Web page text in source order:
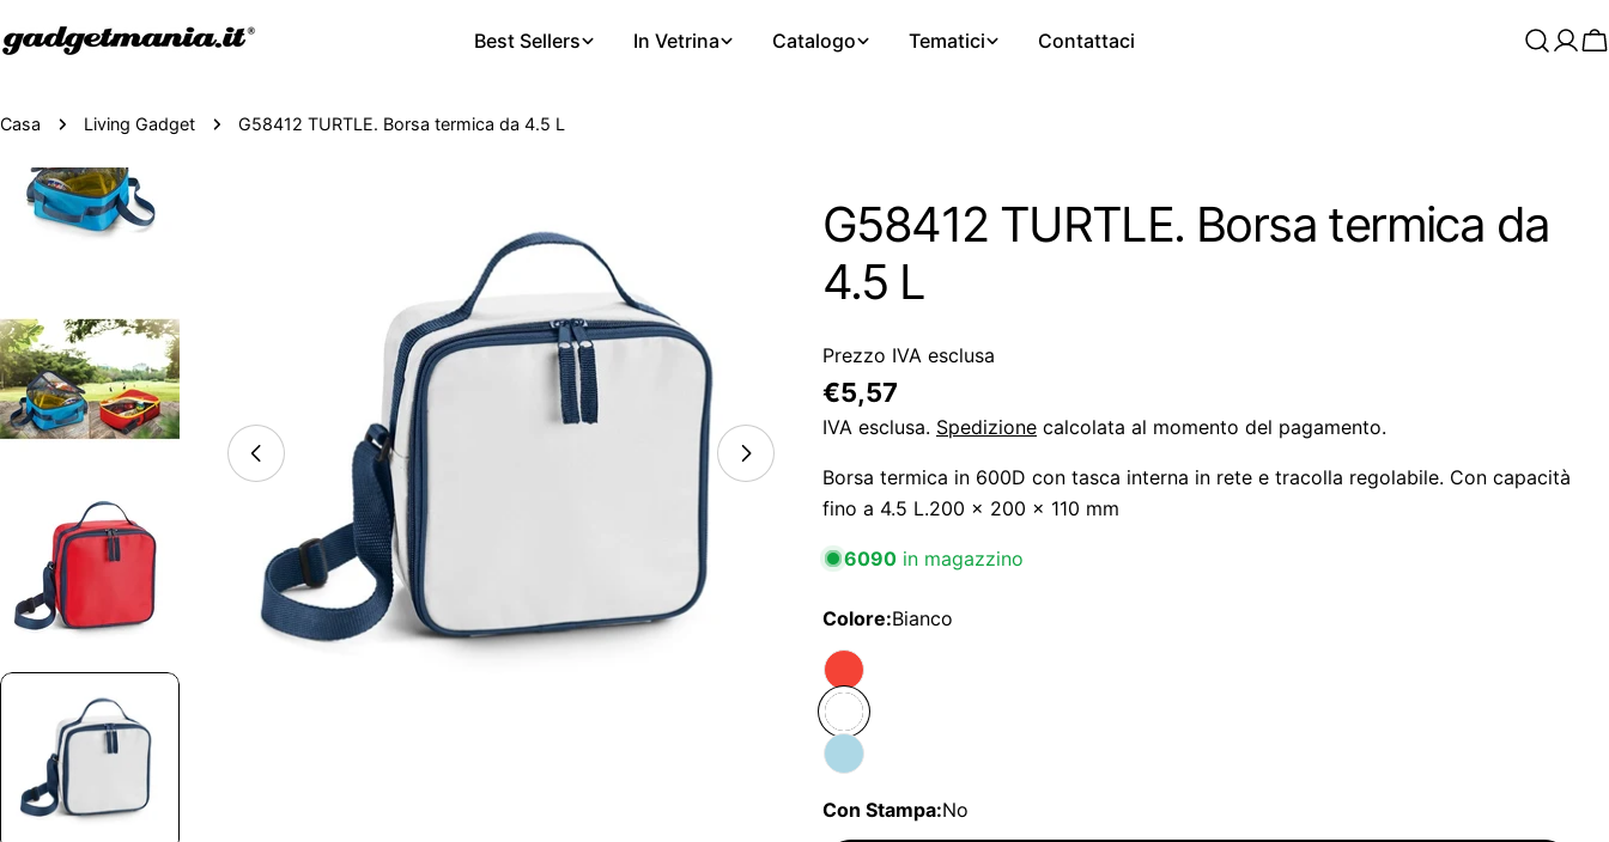
Best Sellers In Vetrina Catalogo Tematici Contattaci
Casa Living Gadget G58412 TURTLE. Borsa termica da 4.5 L
G58412 TURTLE. Borsa termica da
4.5 L
Prezzo IVA esclusa
Prezzo
regolare
€5,57
IVA esclusa. Spedizione calcolata al momento del pagamento.
Borsa termica in 600D con tasca interna in rete e tracolla regolabile. Con capacità
fino a 4.5 L.200 x 200 x 110 mm
6090 in magazzino
Colore:Bianco
Con Stampa:No